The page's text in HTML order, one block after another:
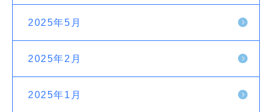
2025年5月
2025年2月
2025年1月